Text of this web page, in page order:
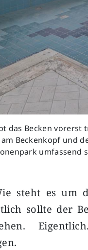
das Becken
Beckenkopf und
umfassend
steht es um
sollte der